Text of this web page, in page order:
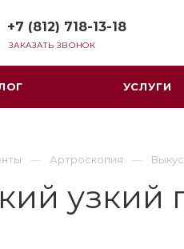
+7 (812) 718-13-18
ЗАКАЗАТЬ ЗВОНОК
УСЛУГИ
Артроскопия
узкий